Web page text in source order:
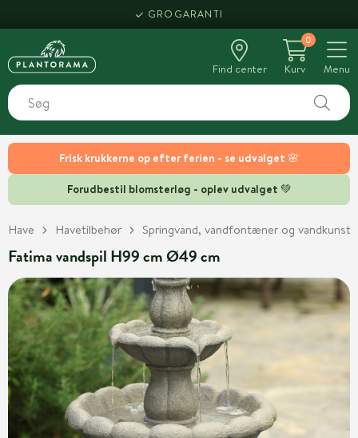
Frisk krukkerne op efter ferien - se udvalget 🌸
Forudbestil blomsterløg - oplev udvalget 💚
GROGARANTI
Find center
0
Kurv
Menu
Have Havetilbehør Springvand, vandfontæner og vandkunst
Fatima vandspil H99 cm Ø49 cm